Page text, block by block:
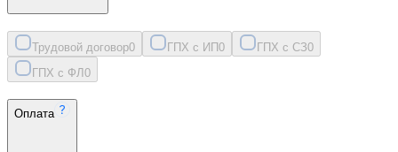
Трудовой договор0 ГПХ с ИП0 ГПХ с СЗ0
ГПХ с ФЛ 0
Оплата